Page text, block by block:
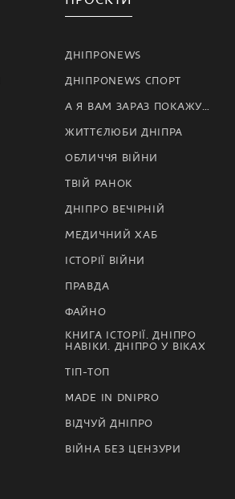
ДНІПРОNEWS
ДНІПРОNEWS СПОРТ
А Я ВАМ ЗАРАЗ ПОКАЖУ…
ЖИТТЄЛЮБИ ДНІПРА
ОБЛИЧЧЯ ВІЙНИ
ТВІЙ РАНОК
ДНІПРО ВЕЧІРНІЙ
МЕДИЧНИЙ ХАБ
ІСТОРІЇ ВІЙНИ
ПРАВДА
ФАЙНО
КНИГА ІСТОРІЇ. ДНІПРО
НАВІКИ. ДНІПРО У ВІКАХ
ТІП-ТОП
MADE IN DNIPRO
ВІДЧУЙ ДНІПРО
ВІЙНА БЕЗ ЦЕНЗУРИ